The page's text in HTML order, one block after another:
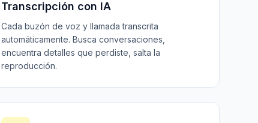
Transcripción con IA
Cada buzón de voz y llamada transcrita
automáticamente. Busca conversaciones,
encuentra detalles que perdiste, salta la
reproducción.